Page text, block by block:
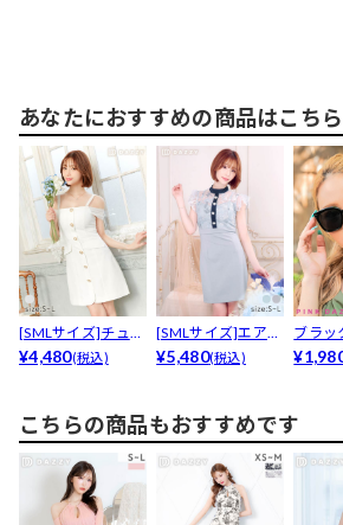
あなたにおすすめの商品はこちら
[SMLサイズ]チュー
ルオフショルパー...
¥4,480(税込)
[SMLサイズ]エアリ
ーフラワービジュ...
¥5,480(税込)
ブラッ
サング
こちらの商品もおすすめです